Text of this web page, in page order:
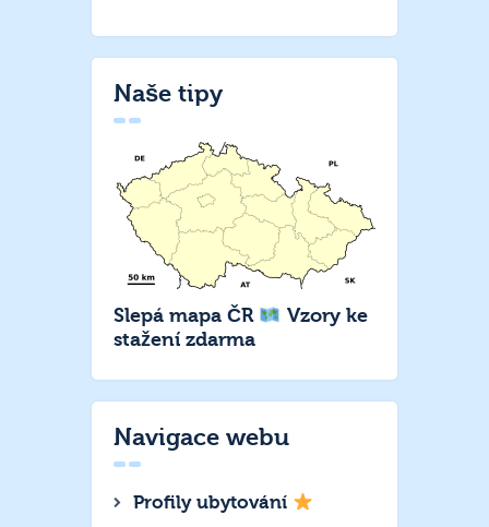
Naše tipy
Slepá mapa ČR
Vzory ke
stažení zdarma
Navigace webu
Profily ubytování